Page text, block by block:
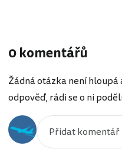
0 komentářů
Žádná otázka není hloupá
odpověď, rádi se o ni